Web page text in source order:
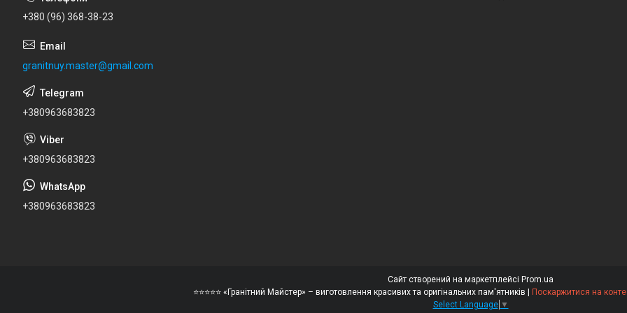
+380 (96) 368-38-23
granitnuy.master@gmail.com
+380963683823
+380963683823
+380963683823
Сайт створений на маркетплейсі Prom.ua
⭐⭐⭐⭐⭐ «Гранітний Майстер» – виготовлення красивих та оригінальних пам'ятників | Поскаржитися на
Select Language ▼